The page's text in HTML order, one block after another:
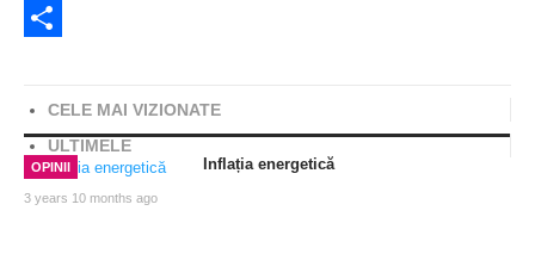
Twitter
CELE MAI VIZIONATE
ULTIMELE
OPINII
3 years 10 months ago
Inflația energetică